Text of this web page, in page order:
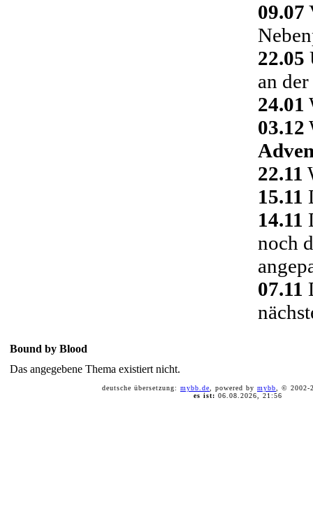
09.07
22.05
an
24.01
03.12
22.11
15.11
14.11
noch
07.11
Bound by Blood
Das angegebene Thema existiert nicht.
deutsche übersetzung: mybb.de , powered by mybb , ©
es ist: 06.08.2026, 21:56